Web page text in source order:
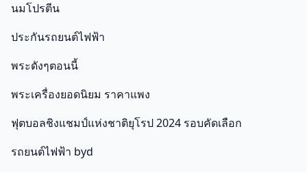
นมโปรตีน
ประกันรถยนต์ไฟฟ้า
พระดังๆตอนนี้
พระเครื่องยอดนิยม ราคาแพง
ฟุตบอลชิงแชมป์แห่งชาติยุโรป 2024 รอบคัดเลือก
รถยนต์ไฟฟ้า byd